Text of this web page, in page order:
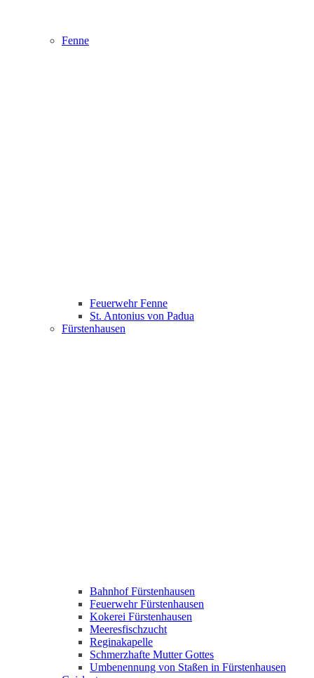
Fenne
Feuerwehr Fenne
St. Antonius von Padua
Fürstenhausen
Bahnhof Fürstenhausen
Feuerwehr Fürstenhausen
Kokerei Fürstenhausen
Meeresfischzucht
Reginakapelle
Schmerzhafte Mutter Gottes
Umbenennung von Staßen in Fürstenhausen